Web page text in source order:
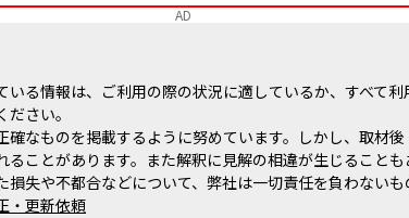
AD
る情報は、ご利用の際の状況に適しているか、すべて
さい。
確なものを掲載するように努めています。しかし、取材
ことがあります。また解釈に見解の相違が生じることも
失や不都合などについて、弊社は一切責任を負わないも
・更新依頼